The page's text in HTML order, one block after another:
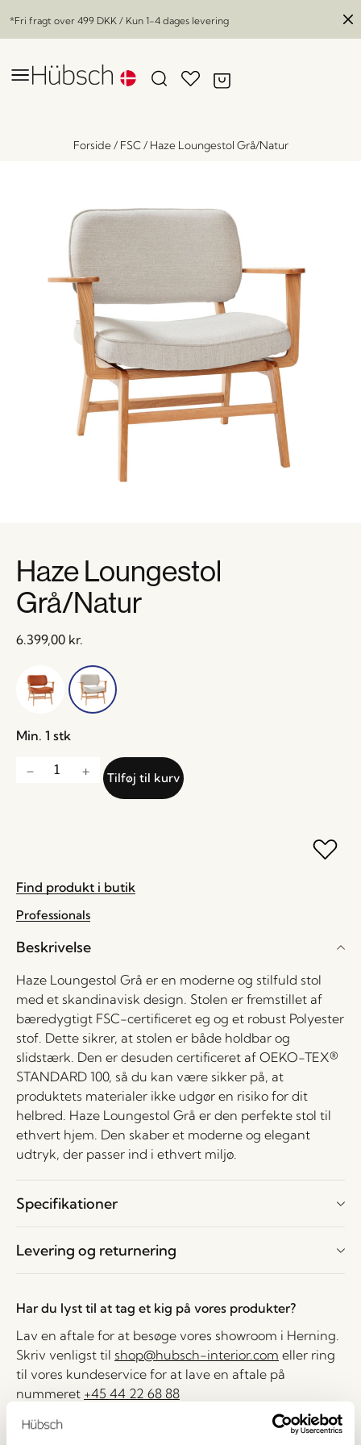
*Fri fragt over 499 DKK / Kun 1-4 dages levering
Forside/ FSC/ Haze Loungestol Grå/Natur
Haze Loungestol
Grå/Natur
6.399,00 kr.
Min. 1 stk
Tilføj til kurv
Find produkt i butik
Professionals
Beskrivelse
Haze Loungestol Grå er en moderne og stilfuld stol
med et skandinavisk design. Stolen er fremstillet af
bæredygtigt FSC-certificeret eg og et robust Polyester
stof. Dette sikrer, at stolen er både holdbar og
slidstærk. Den er desuden certificeret af OEKO-TEX®
STANDARD 100, så du kan være sikker på, at
produktets materialer ikke udgør en risiko for dit
helbred. Haze Loungestol Grå er den perfekte stol til
ethvert hjem. Den skaber et moderne og elegant
udtryk, der passer ind i ethvert miljø.
Specifikationer
Levering og returnering
Har du lyst til at tag et kig på vores produkter?
Lav en aftale for at besøge vores showroom i Herning.
Skriv venligst til shop@hubsch-interior.com eller ring
til vores kundeservice for at lave en aftale på
nummeret +45 44 22 68 88